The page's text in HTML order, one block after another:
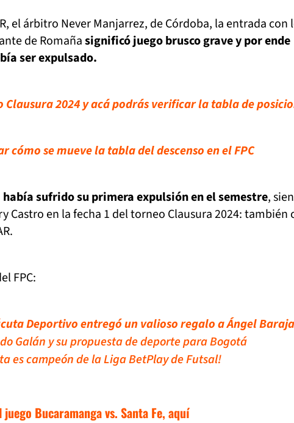
el árbitro Never Manjarrez, de Córdoba, la entrada con
de Romañasignificó juego brusco grave y por ende
ser expulsado.
Clausura 2024 y acá podrás verificar la tabla de
cómo se mueve la tabla del descenso en el FPC
sufrido su primera expulsión en el semestre,
Castro en la fecha 1 del torneo Clausura 2024: también
FPC:
Deportivo entregó un valioso regalo a Ángel
Galán y su propuesta de deporte para Bogotá
es campeón de la Liga BetPlay de Futsal!
Bucaramanga vs. Santa Fe, aquí